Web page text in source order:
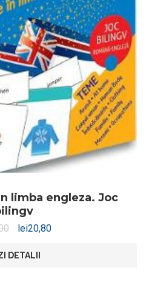
limba engleza. Joc
lei20,80
DETALII